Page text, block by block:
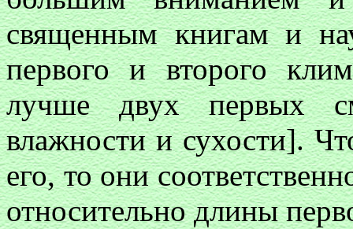
священным книгам и
первого и второго
лучше двух первых
влажности и сухости].
его, то они
относительно длины